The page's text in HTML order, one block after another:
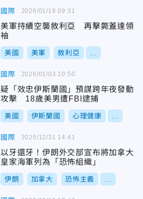
國際
美軍持續空襲敘利亞 再擊斃蓋達領
袖
美國 美軍 敘利亞
2026/01/18 09:31
國際
疑「效忠伊斯蘭國」預謀跨年夜發動
攻擊 18歲美男遭FBI逮捕
美國 伊斯蘭國 心理健康
2026/01/03 10:50
國際
以牙還牙！伊朗外交部宣布將加拿大
皇家海軍列為「恐怖組織」
伊朗 加拿大 恐怖主義
2025/12/31 14:41